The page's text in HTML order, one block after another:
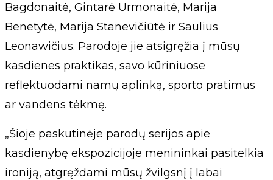
Bagdonaitė, Gintarė Urmonaitė, Marija
Benetytė, Marija Stanevičiūtė ir Saulius
Leonawičius. Parodoje jie atsigręžia į mūsų
kasdienes praktikas, savo kūriniuose
reflektuodami namų aplinką, sporto pratimus
ar vandens tėkmę.
„Šioje paskutinėje parodų serijos apie
kasdienybę ekspozicijoje menininkai pasitelkia
ironiją, atgręždami mūsų žvilgsnį į labai